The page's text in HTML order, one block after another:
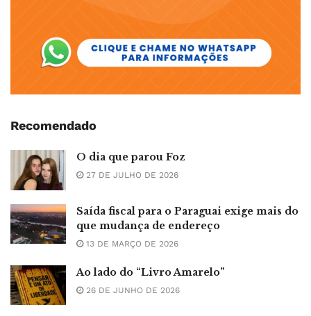
Recomendado
O dia que parou Foz
27 DE JULHO DE 2026
Saída fiscal para o Paraguai exige mais do
que mudança de endereço
13 DE MARÇO DE 2026
Ao lado do “Livro Amarelo”
26 DE JUNHO DE 2026